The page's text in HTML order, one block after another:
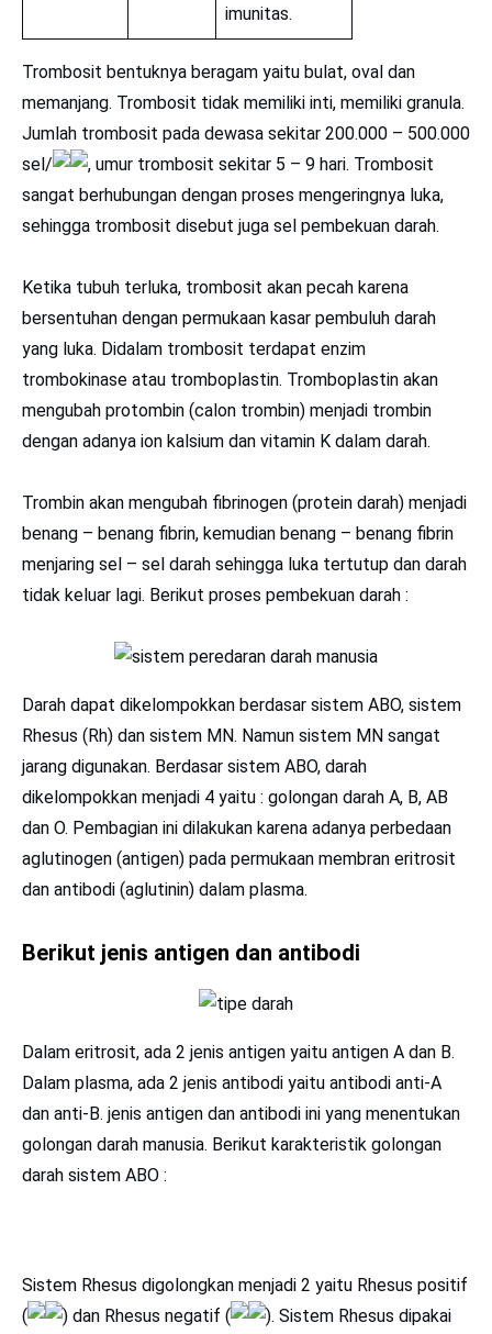
imunitas.
Trombosit bentuknya beragam yaitu bulat, oval dan
memanjang. Trombosit tidak memiliki inti, memiliki granula.
Jumlah trombosit pada dewasa sekitar 200.000 – 500.000
sel/
, umur trombosit sekitar 5 – 9 hari. Trombosit
sangat berhubungan dengan proses mengeringnya luka,
sehingga trombosit disebut juga sel pembekuan darah.
Ketika tubuh terluka, trombosit akan pecah karena
bersentuhan dengan permukaan kasar pembuluh darah
yang luka. Didalam trombosit terdapat enzim
trombokinase atau tromboplastin. Tromboplastin akan
mengubah protombin (calon trombin) menjadi trombin
dengan adanya ion kalsium dan vitamin K dalam darah.
Trombin akan mengubah fibrinogen (protein darah) menjadi
benang – benang fibrin, kemudian benang – benang fibrin
menjaring sel – sel darah sehingga luka tertutup dan darah
tidak keluar lagi. Berikut proses pembekuan darah :
Darah dapat dikelompokkan berdasar sistem ABO, sistem
Rhesus (Rh) dan sistem MN. Namun sistem MN sangat
jarang digunakan. Berdasar sistem ABO, darah
dikelompokkan menjadi 4 yaitu : golongan darah A, B, AB
dan O. Pembagian ini dilakukan karena adanya perbedaan
aglutinogen (antigen) pada permukaan membran eritrosit
dan antibodi (aglutinin) dalam plasma.
Berikut jenis antigen dan antibodi
Dalam eritrosit, ada 2 jenis antigen yaitu antigen A dan B.
Dalam plasma, ada 2 jenis antibodi yaitu antibodi anti-A
dan anti-B. jenis antigen dan antibodi ini yang menentukan
golongan darah manusia. Berikut karakteristik golongan
darah sistem ABO :
Sistem Rhesus digolongkan menjadi 2 yaitu Rhesus positif
(
) dan Rhesus negatif ( ). Sistem Rhesus dipakai